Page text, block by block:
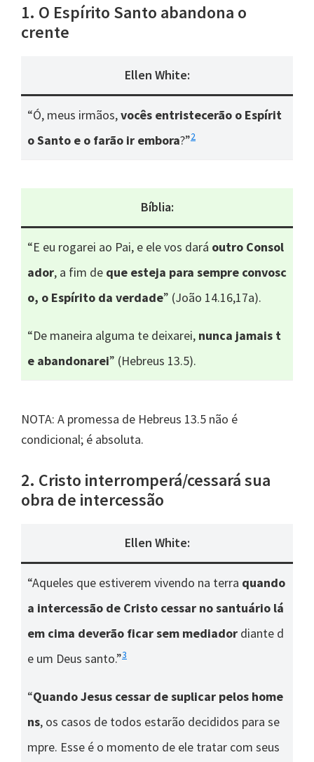
1. O Espírito Santo abandona o
crente
Ellen White:
“Ó, meus irmãos,vocês entristecerão o Espírit
o Santo e o farão ir embora?”2
Bíblia:
“E eu rogarei ao Pai, e ele vos dará outro Consol
ador, a fim de que esteja para sempre convosc
o, o Espírito da verdade” (João 14.16,17a).
“De maneira alguma te deixarei, nunca jamais t
e abandonarei” (Hebreus 13.5).
NOTA: A promessa de Hebreus 13.5 não é
condicional; é absoluta.
2. Cristo interromperá/cessará sua
obra de intercessão
Ellen White:
“Aqueles que estiverem vivendo na terra quando
a intercessão de Cristo cessar no santuário lá
em cima deverão ficar sem mediador diante d
e um Deus santo.”3
“Quando Jesus cessar de suplicar pelos home
ns, os casos de todos estarão decididos para se
mpre. Esse é o momento de ele tratar com seus